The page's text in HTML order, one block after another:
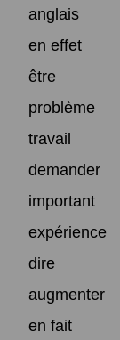
anglais
en effet
être
problème
travail
demander
important
expérience
dire
augmenter
en fait